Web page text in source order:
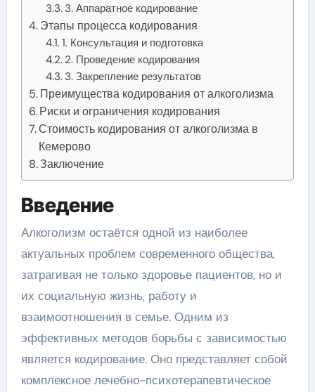
3. Аппаратное кодирование
Этапы процесса кодирования
1. Консультация и подготовка
2. Проведение кодирования
3. Закрепление результатов
Преимущества кодирования от алкоголизма
Риски и ограничения кодирования
Стоимость кодирования от алкоголизма в
Кемерово
Заключение
Введение
Алкоголизм остаётся одной из наиболее
актуальных проблем современного общества,
затрагивая не только здоровье пациентов, но и
их социальную жизнь, работу и
взаимоотношения в семье. Одним из
эффективных методов борьбы с зависимостью
является кодирование. Оно представляет собой
комплексное лечебно-психотерапевтическое